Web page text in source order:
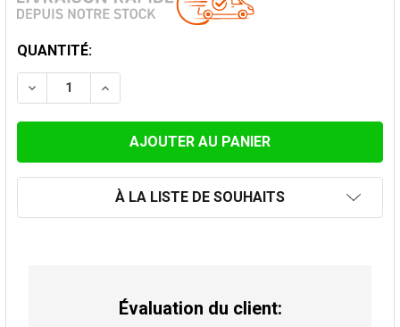
STOCK
ACTUEL:
QUANTITÉ:
DIMINUER LA QUANTITÉ DE TUYAU 33CM 130MM
AUGMENTER LA QUANTITÉ DE TUYAU
À LA LISTE DE SOUHAITS
Évaluation du client: